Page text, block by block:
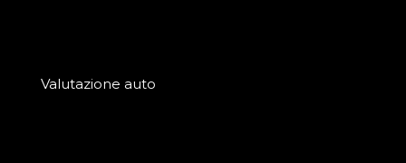
Valutazione auto